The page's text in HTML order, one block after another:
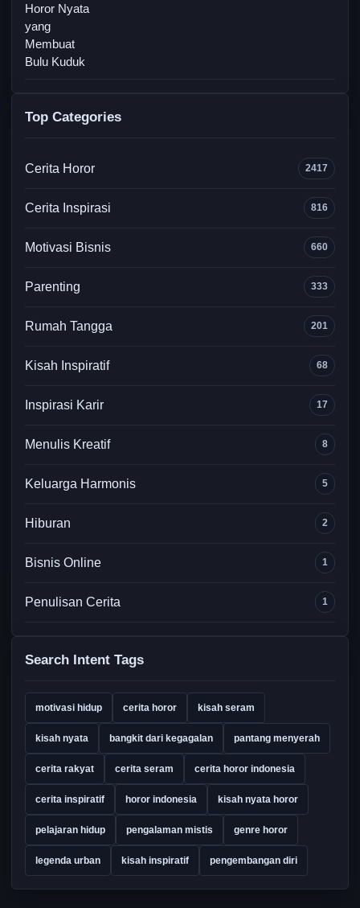
Top Categories
Cerita Horor 2417
Cerita Inspirasi 816
Motivasi Bisnis 660
Parenting 333
Rumah Tangga 201
Kisah Inspiratif 68
Inspirasi Karir 17
Menulis Kreatif 8
Keluarga Harmonis 5
Hiburan 2
Bisnis Online 1
Penulisan Cerita 1
Search Intent Tags
motivasi hidup cerita horor kisah seram
kisah nyata bangkit dari kegagalan pantang menyerah
cerita rakyat cerita seram cerita horor indonesia
cerita inspiratif horor indonesia kisah nyata horor
pelajaran hidup pengalaman mistis genre horor
legenda urban kisah inspiratif pengembangan diri